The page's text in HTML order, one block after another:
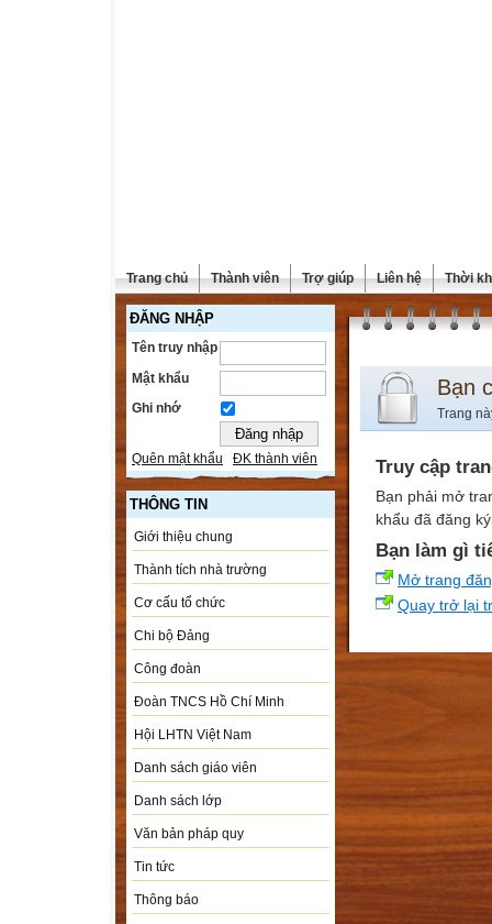
Trang chủ Thành viên Trợ giúp Liên hệ Thời
ĐĂNG NHẬP
Tên truy nhập
Mật khẩu
Ghi nhớ
Quên mật khẩu ĐK thành viên
THÔNG TIN
Giới thiệu chung
Thành tích nhà trường
Cơ cấu tổ chức
Chi bộ Đảng
Công đoàn
Đoàn TNCS Hồ Chí Minh
Hội LHTN Việt Nam
Danh sách giáo viên
Danh sách lớp
Văn bản pháp quy
Tin tức
Thông báo
Bạn
Trang
Truy cập
Bạn phải mở
khẩu đã đăng
Bạn làm gì
Mở trang
Quay trở lại